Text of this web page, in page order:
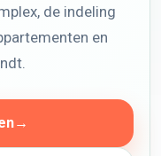
de indeling
en
→